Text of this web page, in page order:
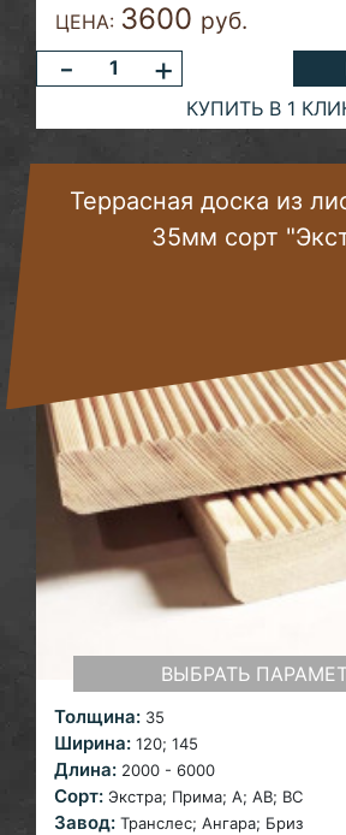
ЦЕНА: 3600 руб.
- +
КУПИТЬ В 1
Террасная доска из
35мм сорт
ВЫБРАТЬ
Толщина: 35
Ширина: 120; 145
Длина: 2000 - 6000
Сорт: Экстра; Прима; A; AB; ВС
Завод: Транслес; Ангара; Бриз